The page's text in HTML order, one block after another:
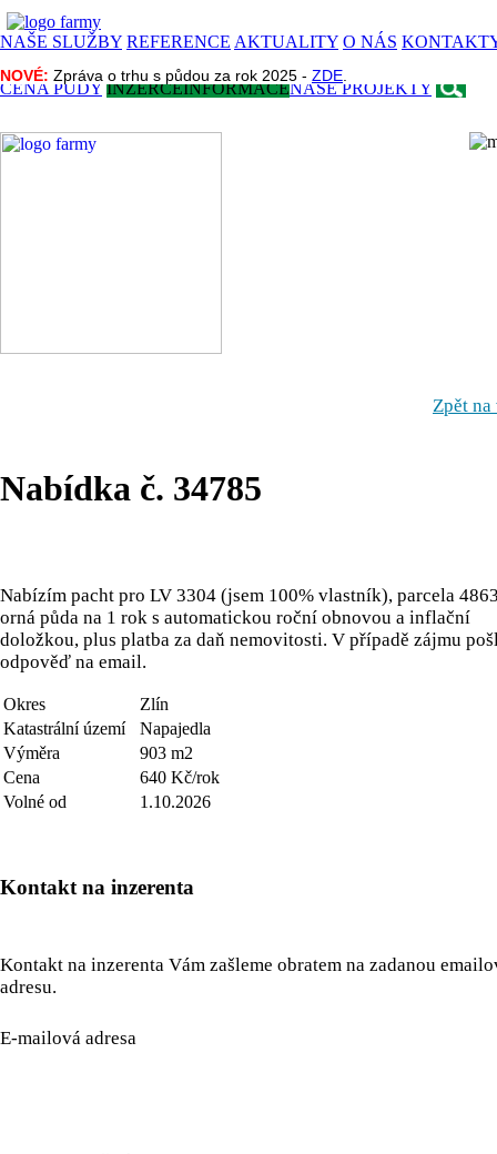
NAŠE SLUŽBY REFERENCE AKTUALITY O NÁS
NOVÉ: Zpráva o trhu s půdou za rok 2025 - ZDE
CENA PŮDY INZERCEINFORMACENAŠE PROJEKTY
NOVÉ: Zpráva o trhu s půdou za rok 2025 - ZDE
Zpět
Nabídka č. 34785
Nabízím pacht pro LV 3304 (jsem 100% vlastník), parcela
orná půda na 1 rok s automatickou roční obnovou a inflační
doložkou, plus platba za daň nemovitosti. V případě zájmu
odpověď na email.
Okres
Zlín
Katastrální území
Napajedla
Výměra
903 m2
Cena
640 Kč/rok
Volné od
1.10.2026
Kontakt na inzerenta
Kontakt na inzerenta Vám zašleme obratem na zadanou
adresu.
E-mailová adresa